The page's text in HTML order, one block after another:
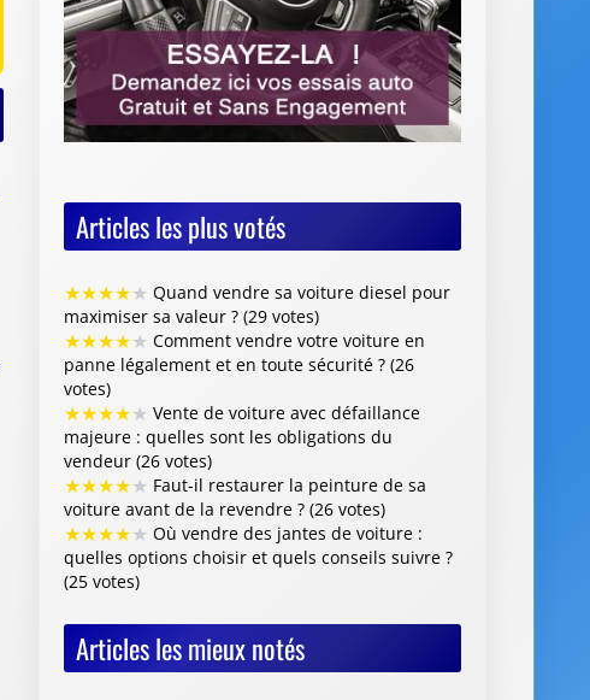
Articles les plus votés
★★★★★ Quand vendre sa voiture diesel pour
maximiser sa valeur ? (29 votes)
★★★★★ Comment vendre votre voiture en
panne légalement et en toute sécurité ? (26
votes)
★★★★★ Vente de voiture avec défaillance
majeure : quelles sont les obligations du
vendeur (26 votes)
★★★★★ Faut-il restaurer la peinture de sa
voiture avant de la revendre ? (26 votes)
★★★★★ Où vendre des jantes de voiture :
quelles options choisir et quels conseils suivre ?
(25 votes)
Articles les mieux notés